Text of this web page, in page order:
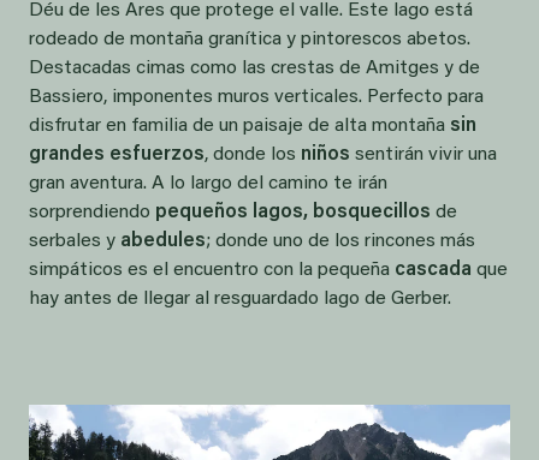
Déu de les Ares que protege el valle. Este lago está
rodeado de montaña granítica y pintorescos abetos.
Destacadas cimas como las crestas de Amitges y de
Bassiero, imponentes muros verticales. Perfecto para
disfrutar en familia de un paisaje de alta montaña sin
grandes esfuerzos, donde los niños sentirán vivir una
gran aventura. A lo largo del camino te irán
sorprendiendo pequeños lagos, bosquecillos de
serbales y abedules; donde uno de los rincones más
simpáticos es el encuentro con la pequeña cascada que
hay antes de llegar al resguardado lago de Gerber.